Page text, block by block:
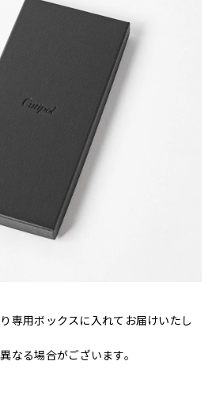
専用ボックスに入れてお届けいたし
なる場合がございます。